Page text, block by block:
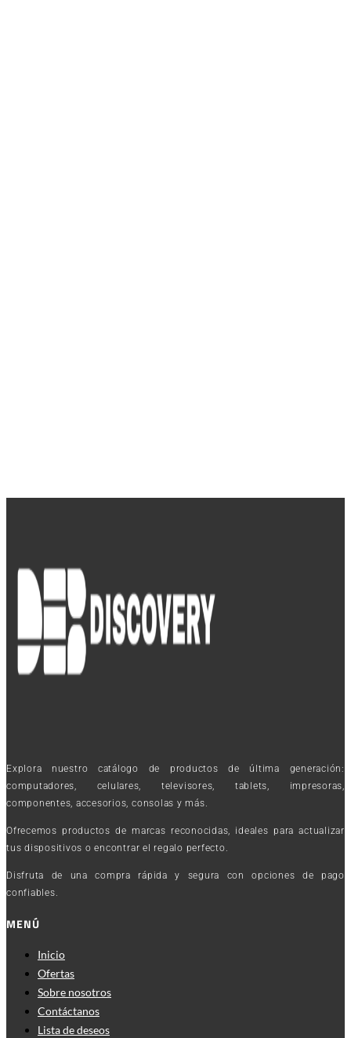
Explora nuestro catálogo de productos de última generación:
computadores, celulares, televisores, tablets, impresoras,
componentes, accesorios, consolas y más.
Ofrecemos productos de marcas reconocidas, ideales para actualizar
tus dispositivos o encontrar el regalo perfecto.
Disfruta de una compra rápida y segura con opciones de pago
confiables.
MENÚ
Inicio
Ofertas
Sobre nosotros
Contáctanos
Lista de deseos